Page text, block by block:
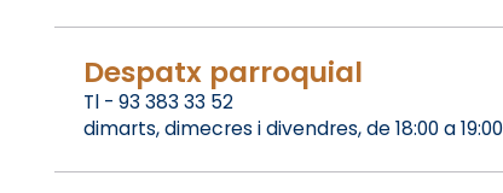
Despatx parroquial
Tl - 93 383 33 52
dimarts, dimecres i divendres, de 18:00 a 19:00